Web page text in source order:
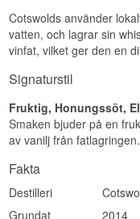
Cotswolds använder
vatten, och lagrar sin
vinfat, vilket ger den en
Signaturstil
Fruktig, Honungssöt,
Smaken bjuder på en
av vanilj från fatlagringen.
Fakta
Destilleri
Grundat
2014